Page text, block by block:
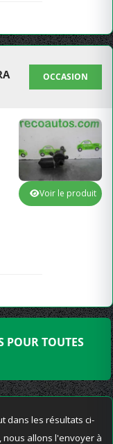
OCCASION
Voir le produit
POUR TOUTES
dans les résultats ci-
nous allons l'envoyer à